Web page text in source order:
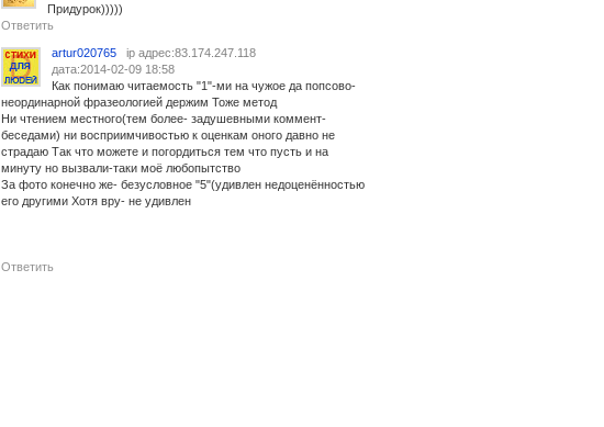
Придурок)))))
Ответить
artur020765
ip адрес:83.174.247.118
дата:2014-02-09 18:58
Как понимаю читаемость "1"-ми на чужое да попсово-
неординарной фразеологией держим Тоже метод
Ни чтением местного(тем более- задушевными коммент-
беседами) ни восприимчивостью к оценкам оного давно не
страдаю Так что можете и погордиться тем что пусть и на
минуту но вызвали-таки моё любопытство
За фото конечно же- безусловное "5"(удивлен недоценённостью
его другими Хотя вру- не удивлен
Ответить